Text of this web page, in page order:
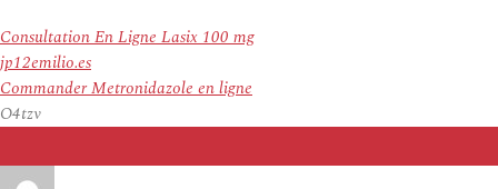
Consultation En Ligne Lasix 100 mg
jp12emilio.es
Commander Metronidazole en ligne
O4tzv